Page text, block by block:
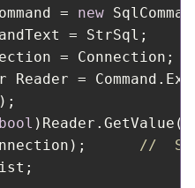
=
new
= StrSql;
= Connection;
Reader =
bool )Reader.GetValue(
//